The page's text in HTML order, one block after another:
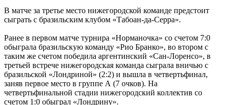
В матче за третье место нижегородской команде предстоит
сыграть с бразильским клубом «Табоан-да-Серра».
Ранее в первом матче турнира «Норманочка» со счетом 7:0
обыграла бразильскую команду «Рио Бранко», во втором с
таким же счетом победила аргентинский «Сан-Лоренсо», в
третьей встрече нижегородская команда сыграла вничью с
бразильской «Лондриной» (2:2) и вышла в четвертьфинал,
заняв первое место в группе А (7 очков). На
четвертьфинальной стадии нижегородский коллектив со
счетом 1:0 обыграл «Лондрину».